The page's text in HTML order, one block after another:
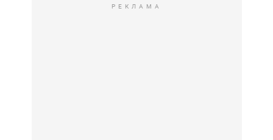
РЕКЛАМА